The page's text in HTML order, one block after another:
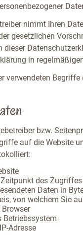
nimmt Ihren
gesetzlichen
dieser
in
verwendeten Begriffe
bzw.
auf die Website
des Zugriffes
Daten in
von welchem Sie
Browser
Betriebssystem
Adresse